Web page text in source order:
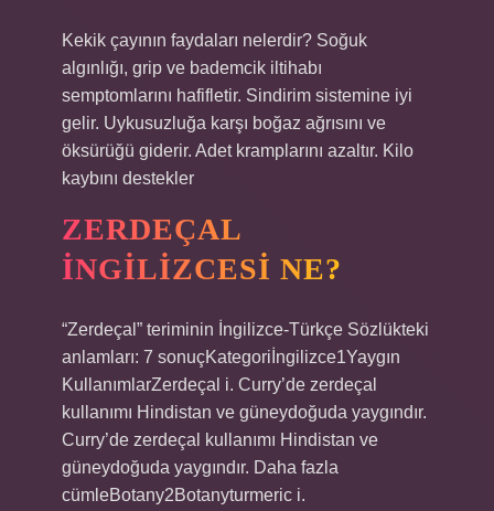
Kekik çayının faydaları nelerdir? Soğuk
algınlığı, grip ve bademcik iltihabı
semptomlarını hafifletir. Sindirim sistemine iyi
gelir. Uykusuzluğa karşı boğaz ağrısını ve
öksürüğü giderir. Adet kramplarını azaltır. Kilo
kaybını destekler
ZERDEÇAL
INGILIZCESI NE?
“Zerdeçal” teriminin İngilizce-Türkçe Sözlükteki
anlamları: 7 sonuçKategoriİngilizce1Yaygın
KullanımlarZerdeçal i. Curry’de zerdeçal
kullanımı Hindistan ve güneydoğuda yaygındır.
Curry’de zerdeçal kullanımı Hindistan ve
güneydoğuda yaygındır. Daha fazla
cümleBotany2Botanyturmeric i.